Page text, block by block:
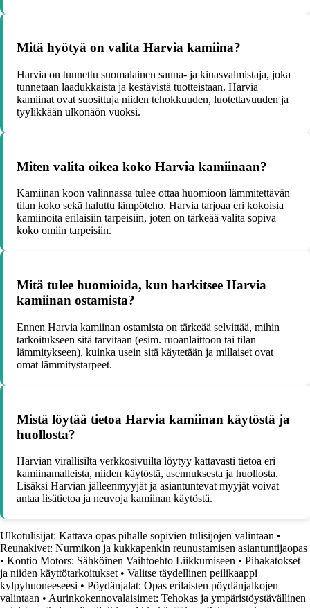
Mitä hyötyä on valita Harvia kamiina?
Harvia on tunnettu suomalainen sauna- ja kiuasvalmistaja, joka
tunnetaan laadukkaista ja kestävistä tuotteistaan. Harvia
kamiinat ovat suosittuja niiden tehokkuuden, luotettavuuden ja
tyylikkään ulkonäön vuoksi.
Miten valita oikea koko Harvia kamiinaan?
Kamiinan koon valinnassa tulee ottaa huomioon lämmitettävän
tilan koko sekä haluttu lämpöteho. Harvia tarjoaa eri kokoisia
kamiinoita erilaisiin tarpeisiin, joten on tärkeää valita sopiva
koko omiin tarpeisiin.
Mitä tulee huomioida, kun harkitsee Harvia
kamiinan ostamista?
Ennen Harvia kamiinan ostamista on tärkeää selvittää, mihin
tarkoitukseen sitä tarvitaan (esim. ruoanlaittoon tai tilan
lämmitykseen), kuinka usein sitä käytetään ja millaiset ovat
omat lämmitystarpeet.
Mistä löytää tietoa Harvia kamiinan käytöstä ja
huollosta?
Harvian virallisilta verkkosivuilta löytyy kattavasti tietoa eri
kamiinamalleista, niiden käytöstä, asennuksesta ja huollosta.
Lisäksi Harvian jälleenmyyjät ja asiantuntevat myyjät voivat
antaa lisätietoa ja neuvoja kamiinan käytöstä.
Ulkotulisijat: Kattava opas pihalle sopivien tulisijojen valintaan •
Reunakivet: Nurmikon ja kukkapenkin reunustamisen asiantuntijaopas
• Kontio Motors: Sähköinen Vaihtoehto Liikkumiseen • Pihakatokset
ja niiden käyttötarkoitukset • Valitse täydellinen peilikaappi
kylpyhuoneeseesi • Pöydänjalat: Opas erilaisten pöydänjalkojen
valintaan • Aurinkokennovalaisimet: Tehokas ja ympäristöystävällinen